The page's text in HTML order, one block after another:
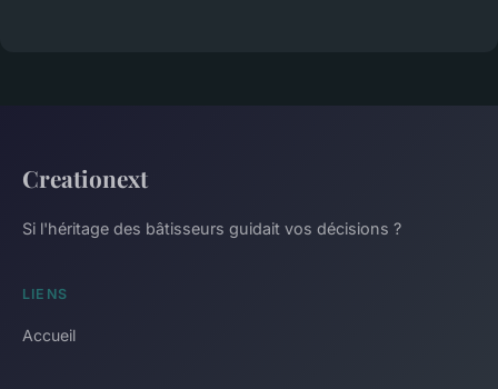
Creationext
Si l'héritage des bâtisseurs guidait vos décisions ?
LIENS
Accueil